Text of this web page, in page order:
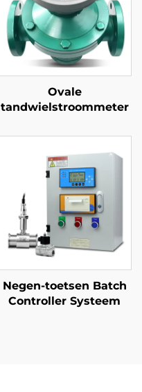
Ovale
tandwielstroommeter
Negen-toetsen Batch
Controller Systeem